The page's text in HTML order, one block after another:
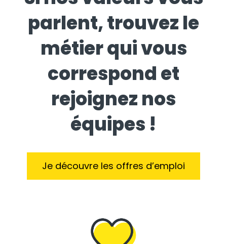
parlent, trouvez le
métier qui vous
correspond et
rejoignez nos
équipes !
Je découvre les offres d’emploi